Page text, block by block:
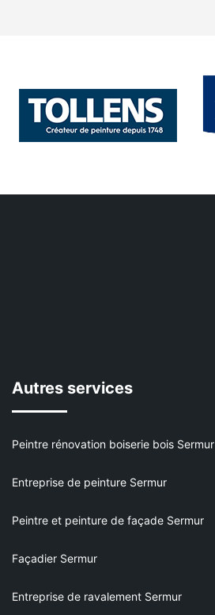
Autres services
Peintre rénovation boiserie bois Sermur
Entreprise de peinture Sermur
Peintre et peinture de façade Sermur
Façadier Sermur
Entreprise de ravalement Sermur